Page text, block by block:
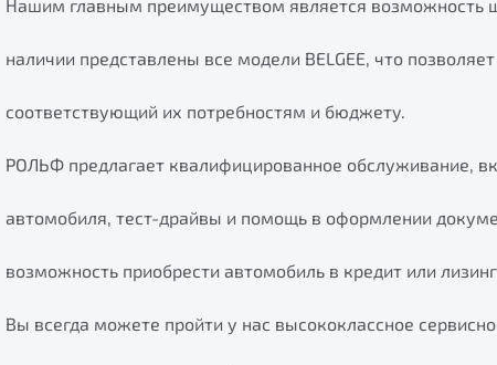
Нашим главным преимуществом является возможность
наличии представлены все модели BELGEE, что
соответствующий их потребностям и бюджету.
РОЛЬФ предлагает квалифицированное обслуживание,
автомобиля, тест-драйвы и помощь в оформлении
возможность приобрести автомобиль в кредит или
Вы всегда можете пройти у нас высококлассное